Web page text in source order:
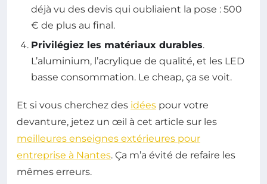
déjà vu des devis qui oubliaient la pose : 500
€ de plus au final.
Privilégiez les matériaux durables.
L’aluminium, l’acrylique de qualité, et les LED
basse consommation. Le cheap, ça se voit.
Et si vous cherchez des idées pour votre
devanture, jetez un œil à cet article sur les
meilleures enseignes extérieures pour
entreprise à Nantes. Ça m’a évité de refaire les
mêmes erreurs.